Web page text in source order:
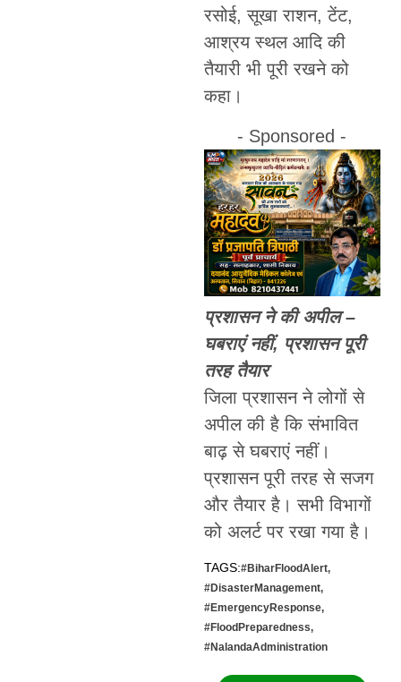
रसोई, सूखा राशन, टेंट,
आश्रय स्थल आदि की
तैयारी भी पूरी रखने को
कहा।
- Sponsored -
प्रशासन ने की अपील –
घबराएं नहीं, प्रशासन पूरी
तरह तैयार
जिला प्रशासन ने लोगों से
अपील की है कि संभावित
बाढ़ से घबराएं नहीं।
प्रशासन पूरी तरह से सजग
और तैयार है। सभी विभागों
को अलर्ट पर रखा गया है।
TAGS:#BiharFloodAlert,
#DisasterManagement,
#EmergencyResponse,
#FloodPreparedness,
#NalandaAdministration